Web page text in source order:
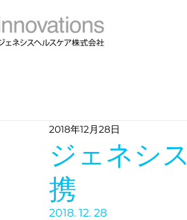
ジェネシ
携
2018年12月28日
2018. 12. 28